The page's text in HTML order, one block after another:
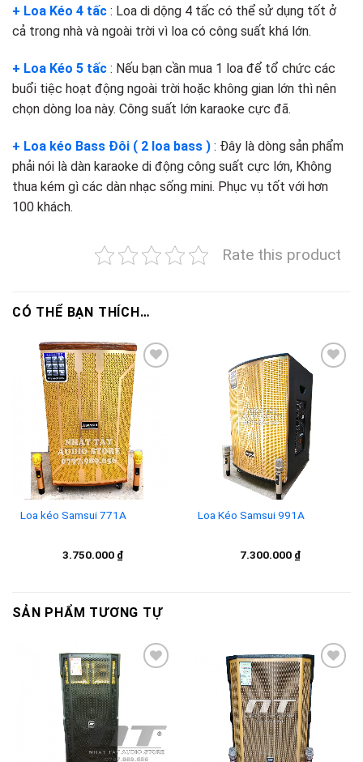
+ Loa Kéo 4 tấc : Loa di dộng 4 tấc có thể sử dụng tốt ở
cả trong nhà và ngoài trời vì loa có công suất khá lớn.
+ Loa Kéo 5 tấc : Nếu bạn cần mua 1 loa để tổ chức các
buổi tiệc hoạt động ngoài trời hoặc không gian lớn thì nên
chọn dòng loa này. Công suất lớn karaoke cực đã.
+ Loa kéo Bass Đôi ( 2 loa bass ) : Đây là dòng sản phẩm
phải nói là dàn karaoke di động công suất cực lớn, Không
thua kém gì các dàn nhạc sống mini. Phục vụ tốt với hơn
100 khách.
Rate this product
CÓ THỂ BẠN THÍCH…
wishlist
Loa kéo Samsui 771A
3.750.000 ₫
Add to
wishlist
Loa Kéo Samsui 991A
7.300.000 ₫
SẢN PHẨM TƯƠNG TỰ
wishlist